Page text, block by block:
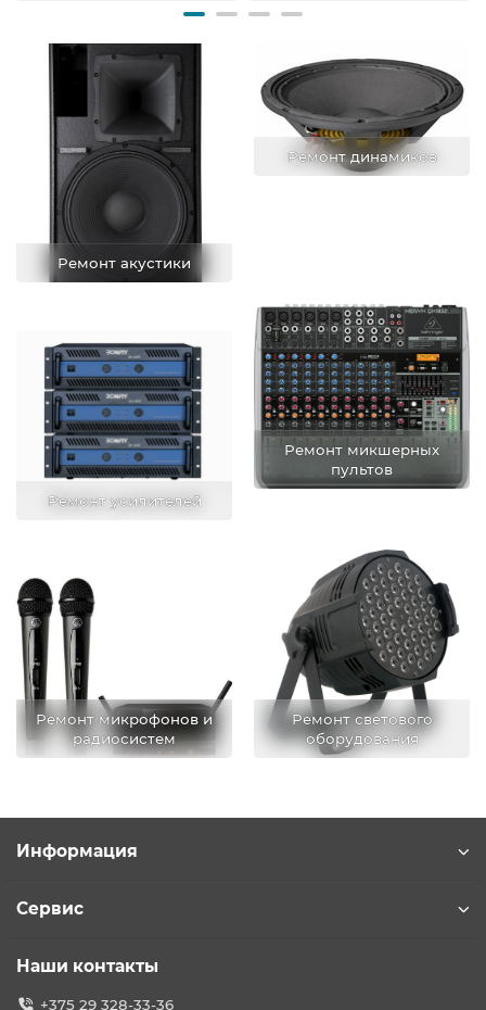
Ремонт акустики
Ремонт динамиков
Ремонт усилителей
Ремонт микшерных
пультов
Ремонт микрофонов и
радиосистем
Ремонт светового
оборудования
Информация
Сервис
Наши контакты
+375 29 328-33-36